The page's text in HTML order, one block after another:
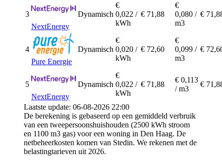
3
NextEnergy
Dynamisch
€
0,022 /
kWh
€ 71,88
€
0,080 /
m3
€
4
Pure Energie
Dynamisch
€
0,020 /
kWh
€ 72,60
€
0,099 /
m3
€
5
NextEnergy
Dynamisch
€
0,022 /
kWh
€ 71,88
€ 0,113
/ m3
€
Laatste update: 06-08-2026 22:00
De berekening is gebaseerd op een gemiddeld verbruik
van een tweepersoonshuishouden (2500 kWh stroom
en 1100 m3 gas) voor een woning in Den Haag. De
netbeheerkosten komen van Stedin. We rekenen met de
belastingtarieven uit 2026.